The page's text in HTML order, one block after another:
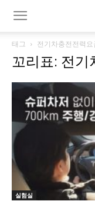
태그 전기차충전전력요
꼬리표: 전기
실험실